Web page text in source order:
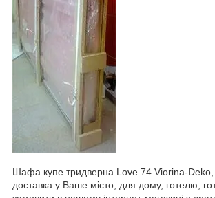
Шафа купе тридверна Love 74 Viorina-Deko,
доставка у Ваше місто, для дому, готелю,